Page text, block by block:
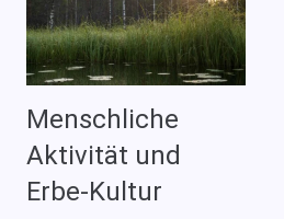
Menschliche
Aktivität und
Erbe-Kultur